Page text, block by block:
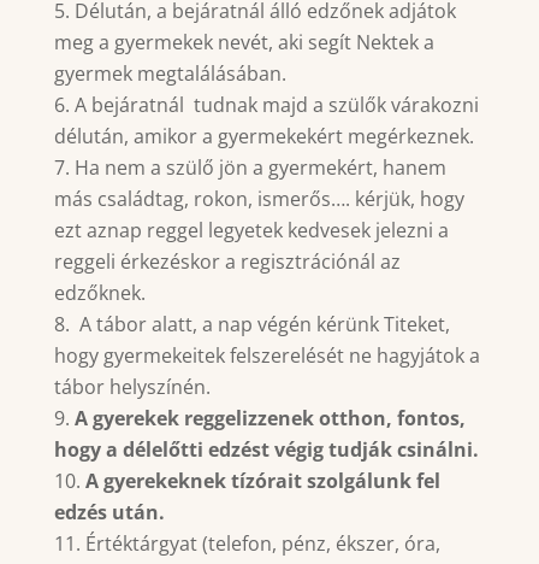
Délután, a bejáratnál álló edzőnek adjátok
meg a gyermekek nevét, aki segít Nektek a
gyermek megtalálásában.
A bejáratnál tudnak majd a szülők várakozni
délután, amikor a gyermekekért megérkeznek.
Ha nem a szülő jön a gyermekért, hanem
más családtag, rokon, ismerős…. kérjük, hogy
ezt aznap reggel legyetek kedvesek jelezni a
reggeli érkezéskor a regisztrációnál az
edzőknek.
A tábor alatt, a nap végén kérünk Titeket,
hogy gyermekeitek felszerelését ne hagyjátok a
tábor helyszínén.
A gyerekek reggelizzenek otthon, fontos,
hogy a délelőtti edzést végig tudják csinálni.
A gyerekeknek tízórait szolgálunk fel
edzés után.
Értéktárgyat (telefon, pénz, ékszer, óra,